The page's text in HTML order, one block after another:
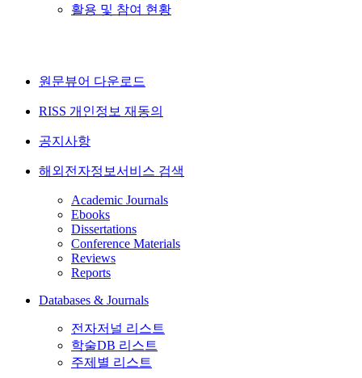
활용 및 참여 현황
원문뷰어 다운로드
RISS 개인정보 재동의
공지사항
해외전자정보서비스 검색
Academic Journals
Ebooks
Dissertations
Conference Materials
Reviews
Reports
Databases & Journals
전자저널 리스트
학술DB 리스트
주제별 리스트